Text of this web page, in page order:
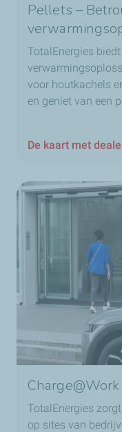
Pellets –
TotalEnergies
voor houtkachels
en geniet van een
De kaart met
Charge@Work
TotalEnergies
op sites van